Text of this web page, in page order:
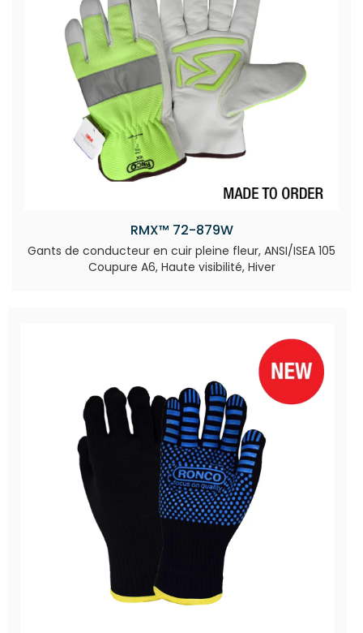
RMX™ 72-879W
Gants de conducteur en cuir pleine fleur, ANSI/ISEA 105
Coupure A6, Haute visibilité, Hiver